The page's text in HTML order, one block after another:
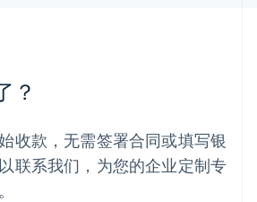
？
收款，无需签署合同或填写银
联系我们，为您的企业定制专